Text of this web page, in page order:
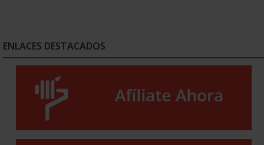
ENLACES DESTACADOS